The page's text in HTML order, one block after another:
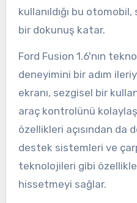
kullanıldığı bu
bir dokunuş katar.
Ford Fusion 1.6'nın
deneyimini bir adım
ekranı, sezgisel bir
araç kontrolünü
özellikleri açısından da
destek sistemleri ve
teknolojileri gibi
hissetmeyi sağlar.